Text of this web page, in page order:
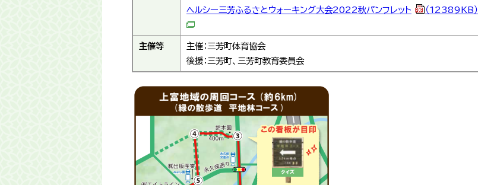
ヘルシー三芳ふるさとウォーキング大会2022秋パンフレット
（12389KB）
主催等
主催：三芳町体育協会
後援：三芳町、三芳町教育委員会